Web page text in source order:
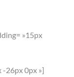
»15px
-26px 0px »]